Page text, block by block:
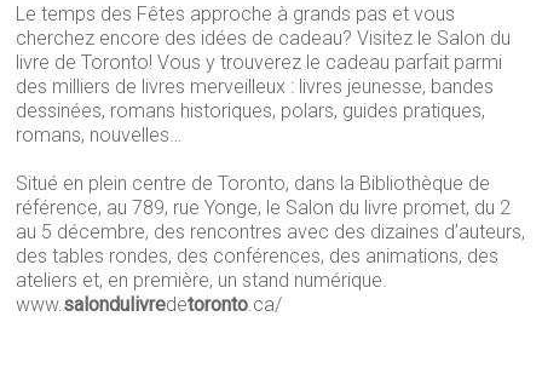
Le temps des Fêtes approche à grands pas et vous
cherchez encore des idées de cadeau? Visitez le Salon du
livre de Toronto! Vous y trouverez le cadeau parfait parmi
des milliers de livres merveilleux : livres jeunesse, bandes
dessinées, romans historiques, polars, guides pratiques,
romans, nouvelles…
Situé en plein centre de Toronto, dans la Bibliothèque de
référence, au 789, rue Yonge, le Salon du livre promet, du 2
au 5 décembre, des rencontres avec des dizaines d’auteurs,
des tables rondes, des conférences, des animations, des
ateliers et, en première, un stand numérique.
www.salondulivredetoronto.ca/